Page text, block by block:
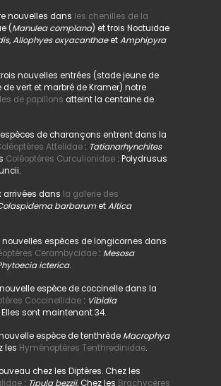
nouvelles dans les chenilles de la
(Manulea complana) et trois Noctuidae
Allophyes oxyacanthaeetAmphipyra
nouvelles entrées (stade jeune de
vert et marbré de Kramer) notre
de papillons atteint la centaine de
de charançons entrent dans la
Attelidae: Tatianarhynchites
Coléoptères Curculionidae: Polydrusus
arrivées dans la galerie des
barbarumetAltica
espèces de longicornes dans
Cerambycidae: Mesosa
icterica.
espèce de coccinelle dans la
Coccinellidae: Vibidia
sont maintenant 34.
espèce de tenthrède Macrophya
les Hyménoptères Tenthredinidae.
chez les Diptères. Chez les
: Tipula bezzii. Chez les Brachycères